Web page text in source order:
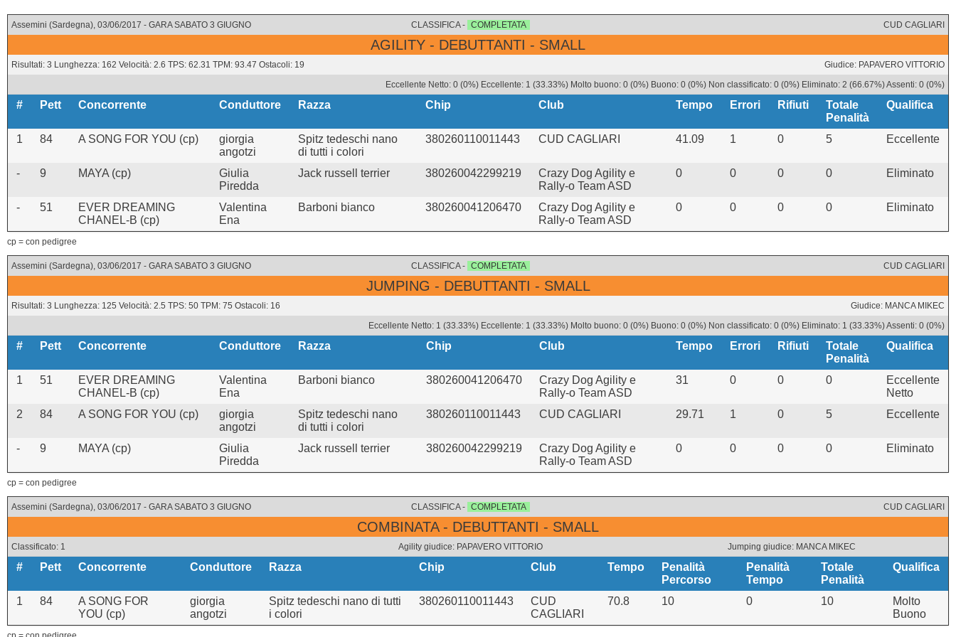
Assemini (Sardegna), 03/06/2017 - GARA SABATO 3 GIUGNO CLASSIFICA - COMPLETATA CUD CAGLIARI
AGILITY - DEBUTTANTI - SMALL
Risultati: 3 Lunghezza: 162 Velocità: 2.6 TPS: 62.31 TPM: 93.47 Ostacoli: 19
Giudice: PAPAVERO VITTORIO
Eccellente Netto: 0 (0%) Eccellente: 1 (33.33%) Molto buono: 0 (0%) Buono: 0 (0%) Non classificato: 0 (0%) Eliminato: 2 (66.67%) Assenti: 0 (0%)
# Pett Concorrente Conduttore Razza Chip Club Tempo Errori Rifiuti
Totale
Penalità
Qualifica
1 84 A SONG FOR YOU (cp)
giorgia
angotzi
Spitz tedeschi nano
di tutti i colori
380260110011443 CUD CAGLIARI 41.09 1 0 5 Eccellente
- 9 MAYA (cp)
Giulia
Piredda
Jack russell terrier 380260042299219
Crazy Dog Agility e
Rally-o Team ASD
0 0 0 0 Eliminato
- 51
EVER DREAMING
CHANEL-B (cp)
Valentina
Ena
Barboni bianco 380260041206470
Crazy Dog Agility e
Rally-o Team ASD
0 0 0 0 Eliminato
cp = con pedigree
Assemini (Sardegna), 03/06/2017 - GARA SABATO 3 GIUGNO CLASSIFICA - COMPLETATA CUD CAGLIARI
JUMPING - DEBUTTANTI - SMALL
Risultati: 3 Lunghezza: 125 Velocità: 2.5 TPS: 50 TPM: 75 Ostacoli: 16
Giudice: MANCA MIKEC
Eccellente Netto: 1 (33.33%) Eccellente: 1 (33.33%) Molto buono: 0 (0%) Buono: 0 (0%) Non classificato: 0 (0%) Eliminato: 1 (33.33%) Assenti: 0 (0%)
# Pett Concorrente Conduttore Razza Chip Club Tempo Errori Rifiuti
Totale
Penalità
Qualifica
1 51
EVER DREAMING
CHANEL-B (cp)
Valentina
Ena
Barboni bianco 380260041206470
Crazy Dog Agility e
Rally-o Team ASD
31 0 0 0
Eccellente
Netto
2
84 A SONG FOR YOU (cp)
giorgia
angotzi
Spitz tedeschi nano
di tutti i colori
380260110011443 CUD CAGLIARI 29.71 1 0 5 Eccellente
- 9 MAYA (cp)
Giulia
Piredda
Jack russell terrier 380260042299219
Crazy Dog Agility e
Rally-o Team ASD
0 0 0 0 Eliminato
cp = con pedigree
Assemini (Sardegna), 03/06/2017 - GARA SABATO 3 GIUGNO CLASSIFICA - COMPLETATA CUD CAGLIARI
COMBINATA - DEBUTTANTI - SMALL
Classificato: 1 Agility giudice: PAPAVERO VITTORIO Jumping giudice: MANCA MIKEC
# Pett Concorrente Conduttore Razza Chip Club Tempo
Penalità
Percorso
Penalità
Tempo
Totale
Penalità
Qualifica
1 84
A SONG FOR
YOU (cp)
giorgia
angotzi
Spitz tedeschi nano di tutti
i colori
380260110011443
CUD
CAGLIARI
70.8 10 0 10
Molto
Buono